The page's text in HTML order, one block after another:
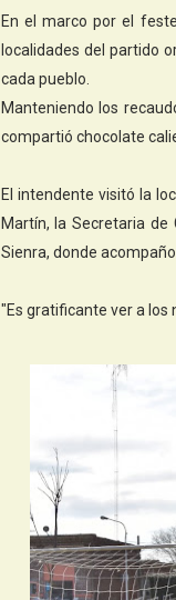
En el marco por el
localidades del partido
cada pueblo.
Manteniendo los
compartió chocolate
El intendente visitó la
Martín, la Secretaria de
Sienra, donde
"Es gratificante ver a los